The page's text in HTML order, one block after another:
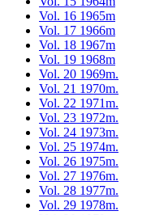
Vol. 16 1965m
Vol. 17 1966m
Vol. 18 1967m
Vol. 19 1968m
Vol. 20 1969m.
Vol. 21 1970m.
Vol. 22 1971m.
Vol. 23 1972m.
Vol. 24 1973m.
Vol. 25 1974m.
Vol. 26 1975m.
Vol. 27 1976m.
Vol. 28 1977m.
Vol. 29 1978m.